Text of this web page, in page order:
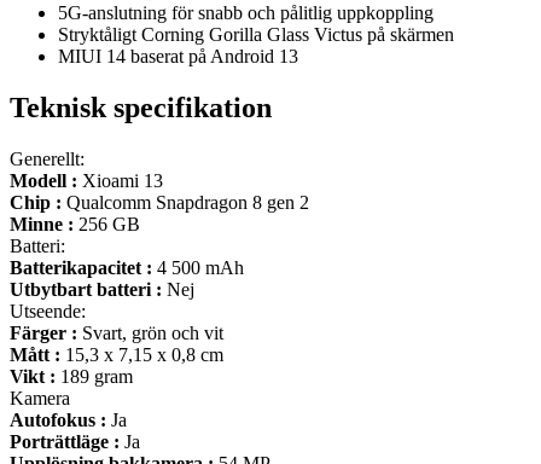
5G-anslutning för snabb och pålitlig uppkoppling
Stryktåligt Corning Gorilla Glass Victus på skärmen
MIUI 14 baserat på Android 13
Teknisk specifikation
Generellt:
Modell : Xioami 13
Chip : Qualcomm Snapdragon 8 gen 2
Minne : 256 GB
Batteri:
Batterikapacitet : 4 500 mAh
Utbytbart batteri : Nej
Utseende:
Färger : Svart, grön och vit
Mått : 15,3 x 7,15 x 0,8 cm
Vikt : 189 gram
Kamera
Autofokus : Ja
Porträttläge : Ja